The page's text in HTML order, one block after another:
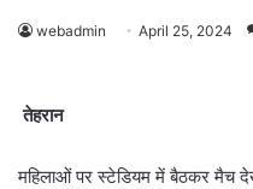
webadmin April 25, 2024
तेहरान
महिलाओं पर स्टेडियम में बैठकर मैच